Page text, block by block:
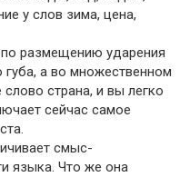
у слов зима, цена,
размещению ударения
а во множественном
страна, и вы легко
сейчас самое
смыс-
языка. Что же она